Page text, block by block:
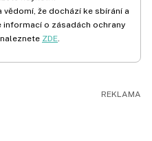
že dochází ke sbírání a
informací o zásadách ochrany
ZDE.